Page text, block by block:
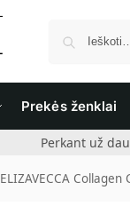
Prekės ženklai
Perkant už
ELIZAVECCA